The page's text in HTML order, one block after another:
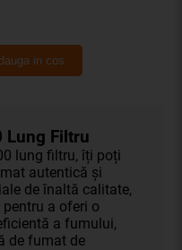
in cos
Lung Filtru
lung filtru, îți poți
autentică și
de înaltă calitate,
a oferi o
a fumului,
de fumat de